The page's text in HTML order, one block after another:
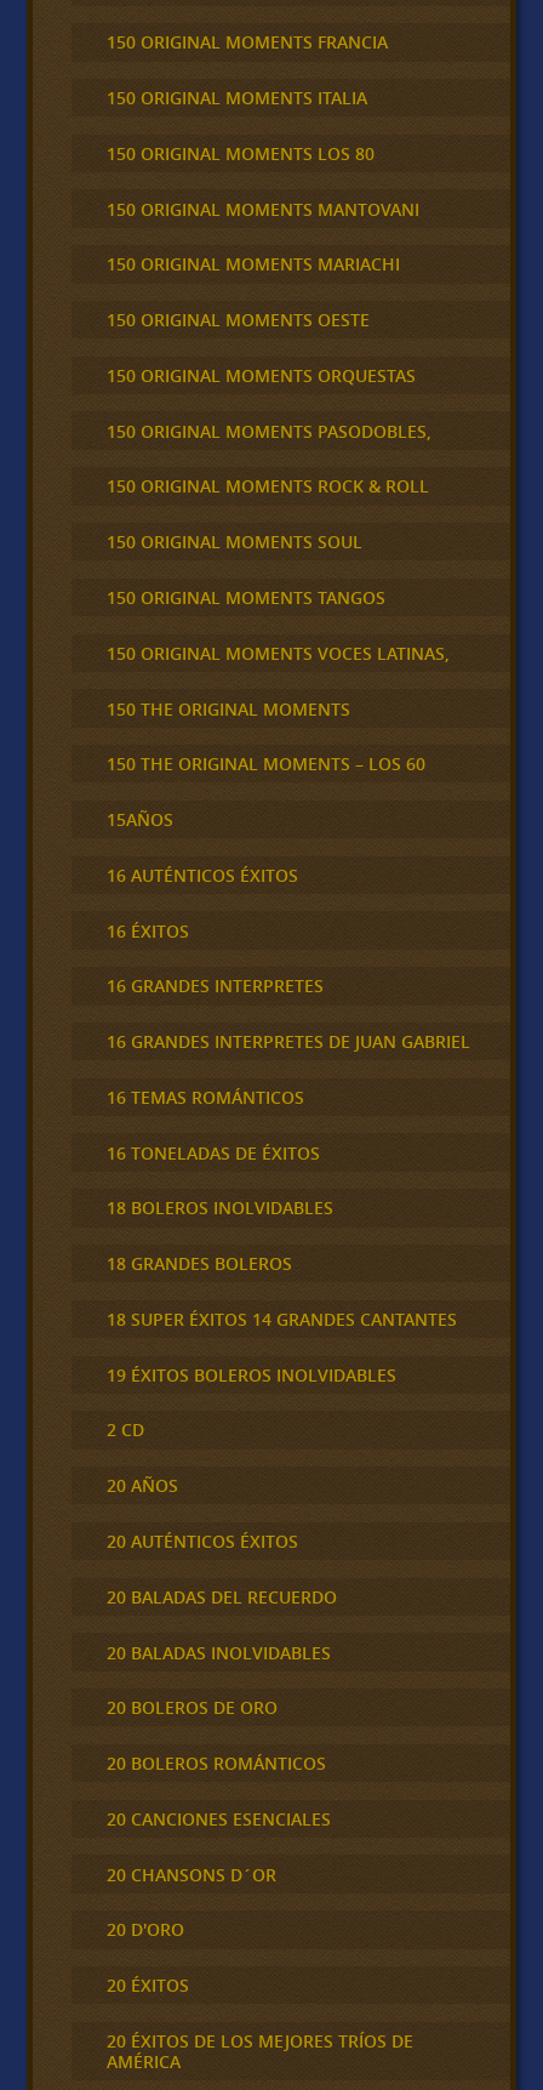
150 ORIGINAL MOMENTS FRANCIA
150 ORIGINAL MOMENTS ITALIA
150 ORIGINAL MOMENTS LOS 80
150 ORIGINAL MOMENTS MANTOVANI
150 ORIGINAL MOMENTS MARIACHI
150 ORIGINAL MOMENTS OESTE
150 ORIGINAL MOMENTS ORQUESTAS
150 ORIGINAL MOMENTS PASODOBLES,
150 ORIGINAL MOMENTS ROCK & ROLL
150 ORIGINAL MOMENTS SOUL
150 ORIGINAL MOMENTS TANGOS
150 ORIGINAL MOMENTS VOCES LATINAS,
150 THE ORIGINAL MOMENTS
150 THE ORIGINAL MOMENTS – LOS 60
15AÑOS
16 AUTÉNTICOS ÉXITOS
16 ÉXITOS
16 GRANDES INTERPRETES
16 GRANDES INTERPRETES DE JUAN GABRIEL
16 TEMAS ROMÁNTICOS
16 TONELADAS DE ÉXITOS
18 BOLEROS INOLVIDABLES
18 GRANDES BOLEROS
18 SUPER ÉXITOS 14 GRANDES CANTANTES
19 ÉXITOS BOLEROS INOLVIDABLES
2 CD
20 AÑOS
20 AUTÉNTICOS ÉXITOS
20 BALADAS DEL RECUERDO
20 BALADAS INOLVIDABLES
20 BOLEROS DE ORO
20 BOLEROS ROMÁNTICOS
20 CANCIONES ESENCIALES
20 CHANSONS D´OR
20 D'ORO
20 ÉXITOS
20 ÉXITOS DE LOS MEJORES TRÍOS DE
AMÉRICA